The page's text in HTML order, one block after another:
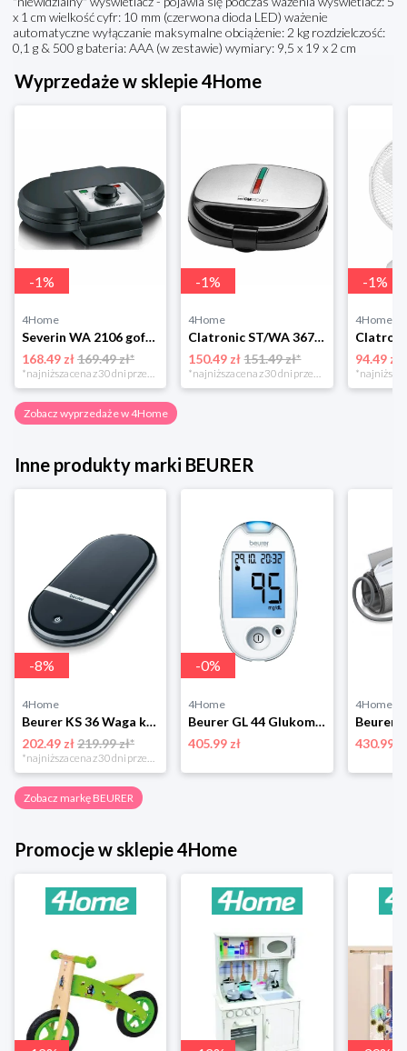
x 1 cm wielkość cyfr: 10 mm (czerwona dioda LED) ważenie
automatyczne wyłączanie maksymalne obciążenie: 2 kg rozdzielczość:
0,1 g & 500 g bateria: AAA (w zestawie) wymiary: 9,5 x 19 x 2 cm
Wyprzedaże w sklepie 4Home
-1%
4Home
Severin WA 2106 gofrownica duo, czarny
168.49 zł169.49 zł*
*najniższa cena z 30 dni przed obniżką
-1%
4Home
Clatronic ST/WA 3670 Opiekacz do kanapek
150.49 zł 151.49 zł*
*najniższa cena z 30 dni przed obniżką
-1%
4Home
94.49 zł
Zobacz wyprzedaże w 4Home
Inne produkty marki BEURER
-8%
4Home
Beurer KS 36 Waga kuchenna dietetyczna
202.49 zł219.99 zł*
-0%
4Home
Beurer GL 44 Glukometr, biały
405.99 zł
4Home
430.99 zł
Zobacz markę BEURER
Promocje w sklepie 4Home